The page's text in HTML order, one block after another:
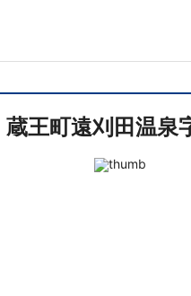
蔵王町遠刈田温